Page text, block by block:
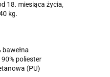
18. miesiąca życia,
kg.
90% poliester
(PU)